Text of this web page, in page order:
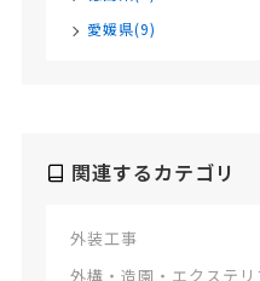
愛媛県(9)
関連するカテゴリ
外装工事
外構・造園・エクステリ